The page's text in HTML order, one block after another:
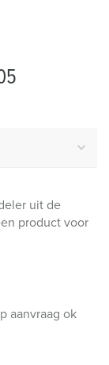
uit de
product voor
aanvraag ok